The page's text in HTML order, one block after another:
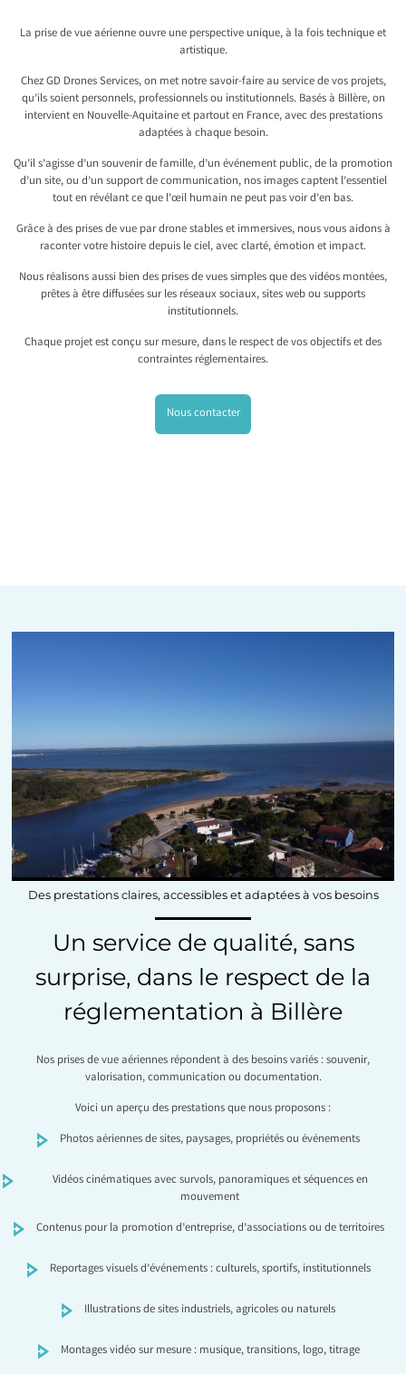
La prise de vue aérienne ouvre une perspective unique, à la fois technique et
artistique.
Chez GD Drones Services, on met notre savoir-faire au service de vos projets,
qu’ils soient personnels, professionnels ou institutionnels. Basés à Billère, on
intervient en Nouvelle-Aquitaine et partout en France, avec des prestations
adaptées à chaque besoin.
Qu’il s’agisse d’un souvenir de famille, d’un événement public, de la promotion
d’un site, ou d’un support de communication, nos images captent l’essentiel
tout en révélant ce que l’œil humain ne peut pas voir d’en bas.
Grâce à des prises de vue par drone stables et immersives, nous vous aidons à
raconter votre histoire depuis le ciel, avec clarté, émotion et impact.
Nous réalisons aussi bien des prises de vues simples que des vidéos montées,
prêtes à être diffusées sur les réseaux sociaux, sites web ou supports
institutionnels.
Chaque projet est conçu sur mesure, dans le respect de vos objectifs et des
contraintes réglementaires.
Nous contacter
Des prestations claires, accessibles et adaptées à vos besoins
Un service de qualité, sans
surprise, dans le respect de la
réglementation à Billère
Nos prises de vue aériennes répondent à des besoins variés : souvenir,
valorisation, communication ou documentation.
Voici un aperçu des prestations que nous proposons :
Photos aériennes de sites, paysages, propriétés ou événements
Vidéos cinématiques avec survols, panoramiques et séquences en
mouvement
Contenus pour la promotion d’entreprise, d’associations ou de territoires
Reportages visuels d’événements : culturels, sportifs, institutionnels
Illustrations de sites industriels, agricoles ou naturels
Montages vidéo sur mesure : musique, transitions, logo, titrage